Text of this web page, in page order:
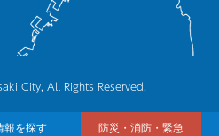
報を探す 防災・消防・緊急
City, All Rights Reserved.